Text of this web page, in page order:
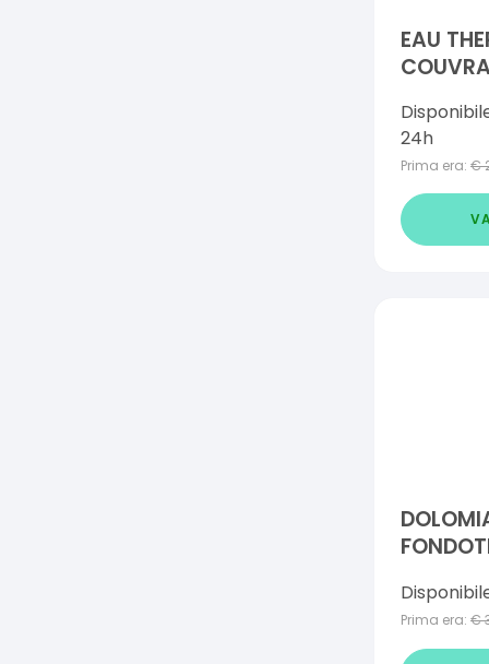
EAU
30 ML
24h
Prima era: €
Prima era: €